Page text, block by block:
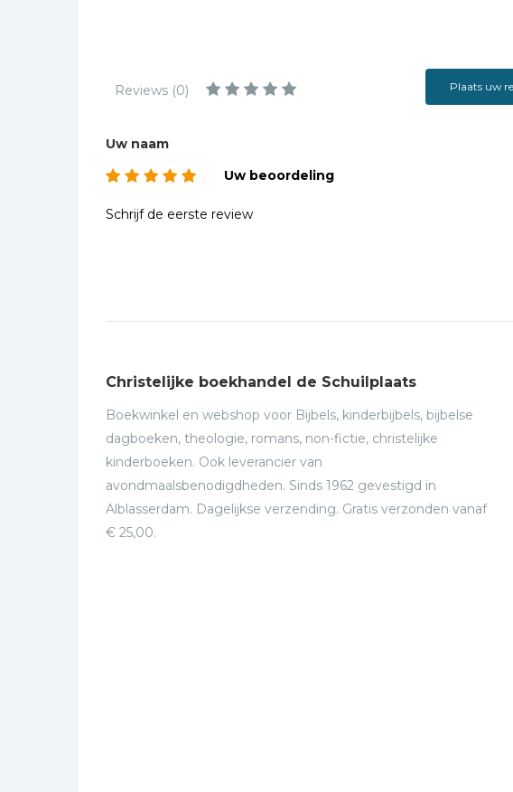
Management &
Leiderschap
Regio | Alblasserwaard
Romans
Toeristische kaarten en
Reviews (0) Plaats uw
Uw naam
Uw beoordeling
Schrijf de eerste review
Christelijke boekhandel de Schuilplaats
Boekwinkel en webshop voor Bijbels, kinderbijbels, bijbelse
dagboeken, theologie, romans, non-fictie, christelijke
kinderboeken. Ook leverancier van
avondmaalsbenodigdheden. Sinds 1962 gevestigd in
Alblasserdam. Dagelijkse verzending. Gratis verzonden vanaf
€ 25,00.